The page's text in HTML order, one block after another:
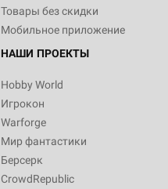
Товары без скидки
Мобильное приложение
НАШИ ПРОЕКТЫ
Hobby World
Игрокон
Warforge
Мир фантастики
Берсерк
CrowdRepublic